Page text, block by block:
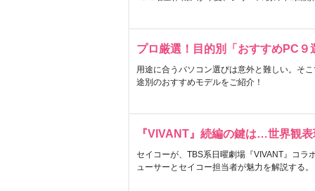
プロ厳選！目的別「おすすめPC９
用途に合うパソコン選びは意外と難しい。そ
途別のおすすめモデルをご紹介！
『VIVANT』続編の鍵は…世界観
セイコーが、TBS系日曜劇場『VIVANT』コラ
ューサーとセイコー担当者が魅力を解説する。